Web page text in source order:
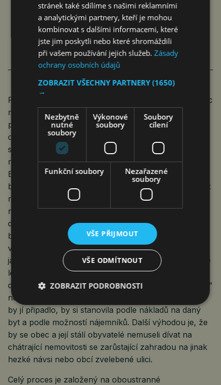
NÁJMY SE ZVEDLY AŽ O 12 PROCENT,
V OSTRAVĚ O 15
Ekonomika 17. 10. 2024 4 min.
Podstatnou výhodou tohoto systému by bylo, že obec
musí byt udržovat obyvatelný (mnoho těch
prázdných nejen že nejsou obydleny, ale ani
obyvatelné), a to v souladu se všemi normami
stávajícími i budoucími. Například by nemovitost sama
rekonstruovala na uhlíkově neutrální, jak nařízeno
Evropskou komisí do roku 2050. Takových starších
bytů je podle odborného odhadu 750 tisíc a povinnost
rekonstrukce se dotkne 1,6 milionu občanů. Bude
nemálo lidí, kteří se sami to toho nepustí z mnoha
důvodů. Takové byty po několika letech naopak trh
bydlení opustí. Obec nejen že by byt udržela
v nabídce, ale také by si na vlastní kůži vyzkoušela,
jak je taková rekonstrukce výhodná a návratná (do 10
let…?). Rovněž by tím splnila podmínku pro získání
dotace, že po rekonstrukci musí být „dům po babičce“
nejméně 10 let trvale obydlen. Výši nájemného, které
by jí připadlo, by si stanovila podle nákladů na daný
byt a podle možností nájemníků. Další výhodou je, že
by se obec a její stálí obyvatelé nemuseli dívat na
chátrající nemovitosti se zarůstající zahradou na jinak
hezké návsi nebo obcí zvelebené ulici.
Celý proces je založený na oboustranné
stránek také sdílíme s našimi reklamními
a analytickými partnery, kteří je mohou
kombinovat s dalšími informacemi, které
jste jim poskytli nebo které shromáždili
při vašem používání jejich služeb.Zásady
ochrany osobních údajů
ZOBRAZIT VŠECHNY PARTNERY(1650)
→
Nezbytně
nutné
soubory
Výkonové
soubory
Soubory
cílení
Funkční soubory
Nezařazené
soubory
VŠE PŘIJMOUT
VŠE ODMÍTNOUT
ZOBRAZIT PODROBNOSTI